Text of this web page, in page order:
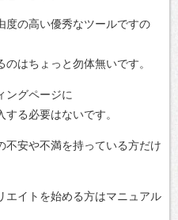
度の高い優秀なツールですの
はちょっと勿体無いです。
ングページに
る必要はないです。
不安や不満を持っている方だけ
エイトを始める方はマニュアル